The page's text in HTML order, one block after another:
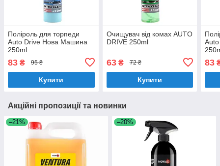
Поліроль для торпеди
Auto Drive Нова Машина
250ml
83 ₴ 95 ₴
Купити
Очищувач від комах AUTO
DRIVE 250ml
63₴ 72 ₴
Купити
83
Акційні пропозиції та новинки
–21% –20%